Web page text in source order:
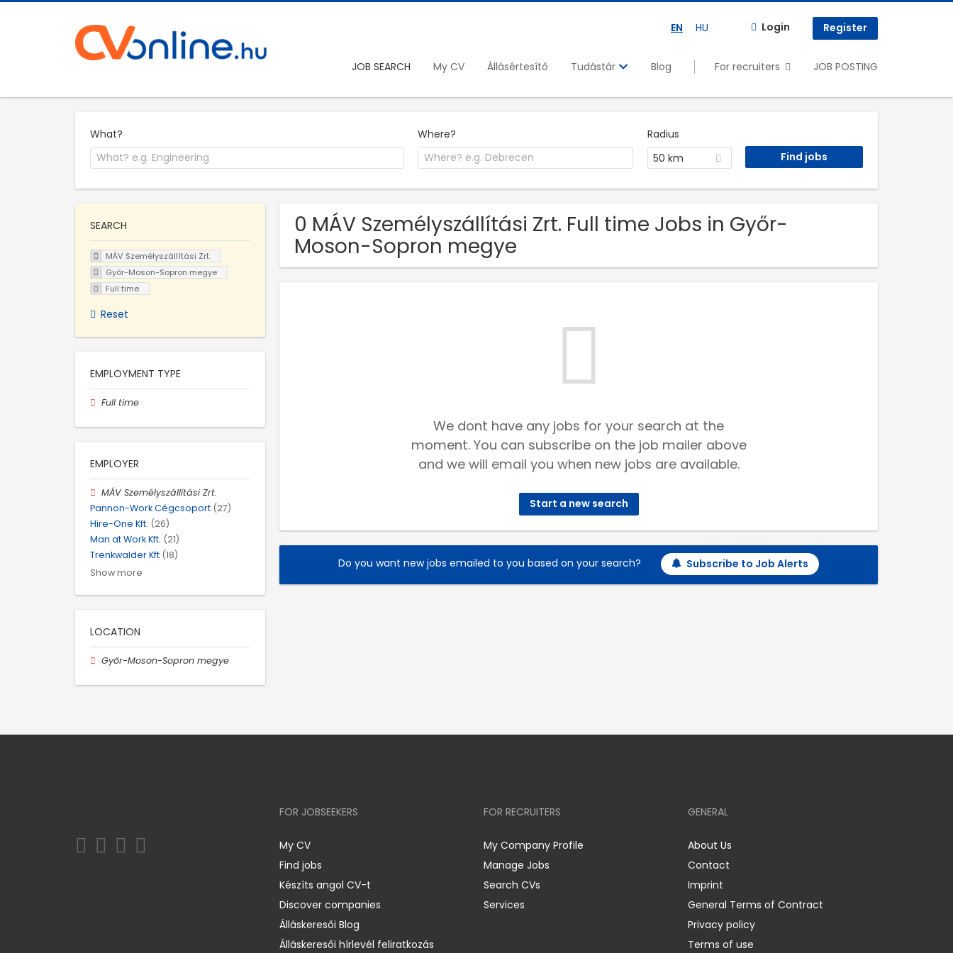
EN HU Login Register
JOB SEARCH My CV Állásértesítő Tudástár Blog For recruiters JOB POSTING
What? Where?
Radius
50 km
0 MÁV Személyszállítási Zrt. Full time Jobs in Győr-
Moson-Sopron megye
We dont have any jobs for your search at the
moment. You can subscribe on the job mailer above
and we will email you when new jobs are available.
Start a new search
Do you want new jobs emailed to you based on your search? Subscribe to Job Alerts
SEARCH
MÁV Személyszállítási Zrt.
Győr-Moson-Sopron megye
Full time
Reset
EMPLOYMENT TYPE
Full time
EMPLOYER
MÁV Személyszállítási Zrt.
Pannon-Work Cégcsoport (27)
Hire-One Kft. (26)
Man at Work Kft. (21)
Trenkwalder Kft (18)
Show more
LOCATION
Győr-Moson-Sopron megye
FOR JOBSEEKERS
My CV
Find jobs
Készíts angol CV-t
Discover companies
Álláskeresői Blog
Álláskeresői hírlevél feliratkozás
FOR RECRUITERS
My Company Profile
Manage Jobs
Search CVs
Services
GENERAL
About Us
Contact
Imprint
General Terms of Contract
Privacy policy
Terms of use